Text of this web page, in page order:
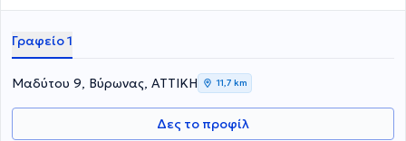
Γραφείο 1
Μαδύτου 9, Βύρωνας, ΑΤΤΙΚΗ 11,7 km
Δες το προφίλ